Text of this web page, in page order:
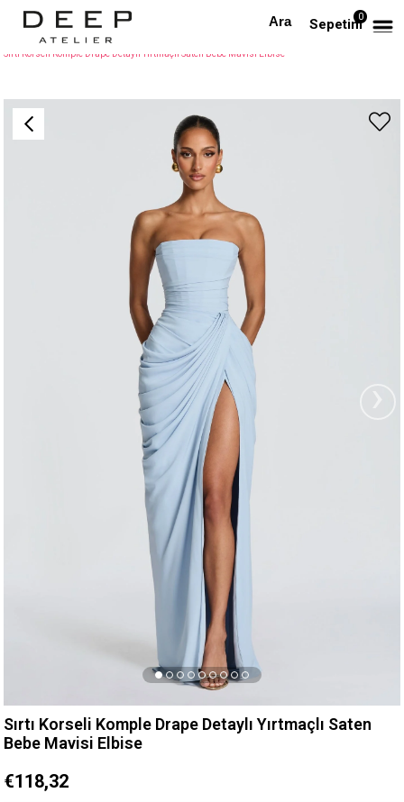
Sepetim0
Anasayfa TÜM ELBİSELER
Sırtı Korseli Komple Drape Detaylı Yırtmaçlı Saten Bebe Mavisi Elbise
Sırtı Korseli Komple Drape Detaylı Yırtmaçlı Saten
Bebe Mavisi Elbise
€118,32